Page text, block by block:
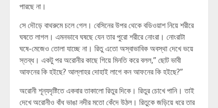
পারছে না।
সে দৌড়ে বাথরুমে চলে গেল। বেসিনের উপর থেকে বডিওয়াশ নিয়ে শরীরে
ঘষতে লাগল। এমনভাবে ঘষছে যেন তার পুরো শরীরে নোংরা। নোংরাটা
ঘষে-মেজেও তোলা যাচ্ছে না। রিতু এতো অস্বাভাবিক অবস্থা দেখে ভয়ে
স্তব্ধ। একটু পর অরোনীর কাছে গিয়ে মিনতি করে বলল,” ছোট ভাবী
আফনের কি হইছে? আল্লাহর দোহাই লাগে কন আফনের কি হইছে?”
অরোনী শূন্যদৃষ্টিতে একবার তাকালো রিতুর দিকে। রিতুর চোখে পানি। তাই
দেখে অরোনীও বাঁধ ভাঙা নদীর মতো কেঁদে উঠল। রিতুকে জড়িয়ে ধরে তার